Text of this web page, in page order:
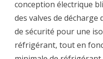
conception électrique
des valves de décharge
de sécurité pour une
réfrigérant, tout en